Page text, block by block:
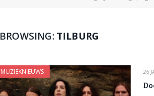
BROWSING: TILBURG
MUZIEKNIEUWS 26